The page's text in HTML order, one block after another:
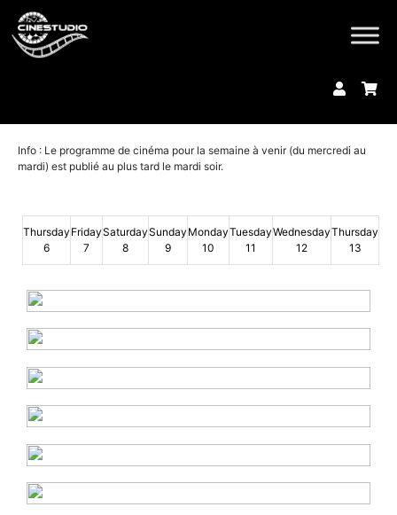
Info : Le programme de cinéma pour la semaine à venir (du mercredi au
mardi) est publié au plus tard le mardi soir.
Thursday
6
Friday
7
Saturday
8
Sunday
9
Monday
10
Tuesday
11
Wednesday
12
Thursday
13